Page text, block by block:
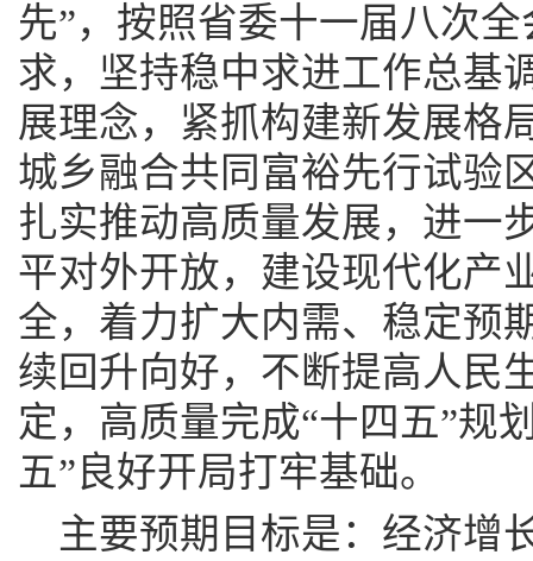
先”，按照省委十一届八次
求，坚持稳中求进工作总基
展理念，紧抓构建新发展格
城乡融合共同富裕先行试验
扎实推动高质量发展，进一
平对外开放，建设现代化产
全，着力扩大内需、稳定预
续回升向好，不断提高人民
定，高质量完成“十四五”规
五”良好开局打牢基础。
主要预期目标是：经济增